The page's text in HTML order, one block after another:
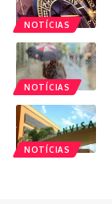
NOTÍCIAS
NOTÍCIAS
NOTÍCIAS